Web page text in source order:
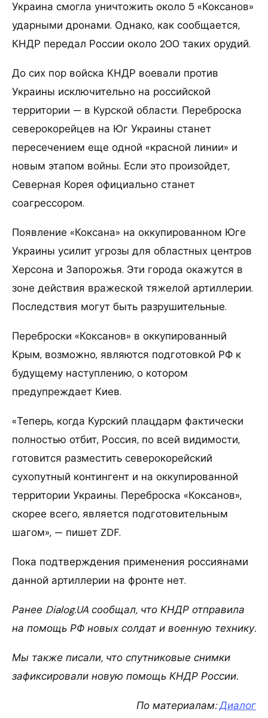
Украина смогла уничтожить около 5 «Коксанов»
ударными дронами. Однако, как сообщается,
КНДР передал России около 200 таких орудий.
До сих пор войска КНДР воевали против
Украины исключительно на российской
территории — в Курской области. Переброска
северокорейцев на Юг Украины станет
пересечением еще одной «красной линии» и
новым этапом войны. Если это произойдет,
Северная Корея официально станет
соагрессором.
Появление «Коксана» на оккупированном Юге
Украины усилит угрозы для областных центров
Херсона и Запорожья. Эти города окажутся в
зоне действия вражеской тяжелой артиллерии.
Последствия могут быть разрушительные.
Переброски «Коксанов» в оккупированный
Крым, возможно, являются подготовкой РФ к
будущему наступлению, о котором
предупреждает Киев.
«Теперь, когда Курский плацдарм фактически
полностью отбит, Россия, по всей видимости,
готовится разместить северокорейский
сухопутный контингент и на оккупированной
территории Украины. Переброска «Коксанов»,
скорее всего, является подготовительным
шагом», — пишет ZDF.
Пока подтверждения применения россиянами
данной артиллерии на фронте нет.
Ранее Dialog.UA сообщал, что КНДР отправила
на помощь РФ новых солдат и военную технику.
Мы также писали, что спутниковые снимки
зафиксировали новую помощь КНДР России.
По материалам:Диалог